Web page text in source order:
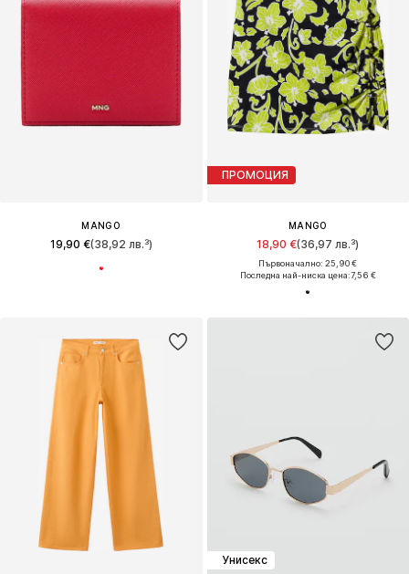
MANGO
19,90 €(38,92 лв.³)
ПРОМОЦИЯ
MANGO
18,90 €(36,97 лв.³)
Първоначално: 25,90 €
Последна най-ниска цена:7,56 €
Унисекс